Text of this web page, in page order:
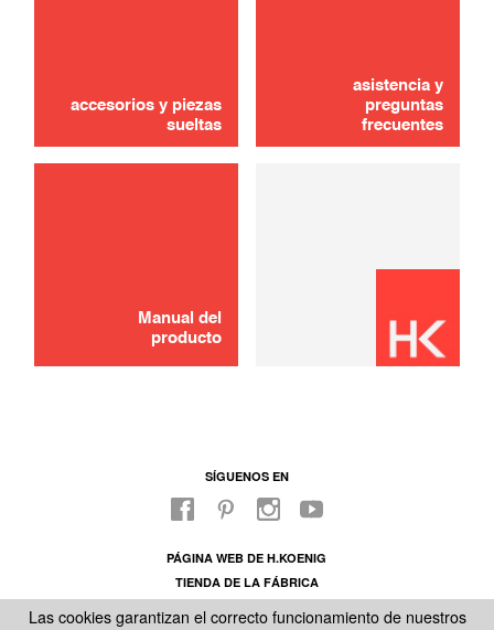
accesorios y piezas
sueltas
asistencia y
preguntas
frecuentes
Manual del
producto
SÍGUENOS EN
PÁGINA WEB DE H.KOENIG
TIENDA DE LA FÁBRICA
Las cookies garantizan el correcto funcionamiento de nuestros